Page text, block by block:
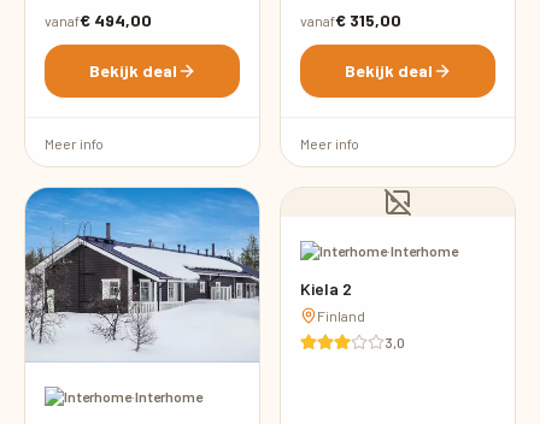
vanaf€ 494,00
Bekijk deal
Meer info
vanaf€ 315,00
Bekijk deal
Meer info
·Interhome
·Interhome
Kiela 2
Finland
3,0